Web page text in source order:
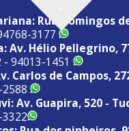
Rua Domingos
3177
Av. Hélio Pellegrino,
- 94013-1451
Carlos de Campos,
Av. Guapira, 520 -